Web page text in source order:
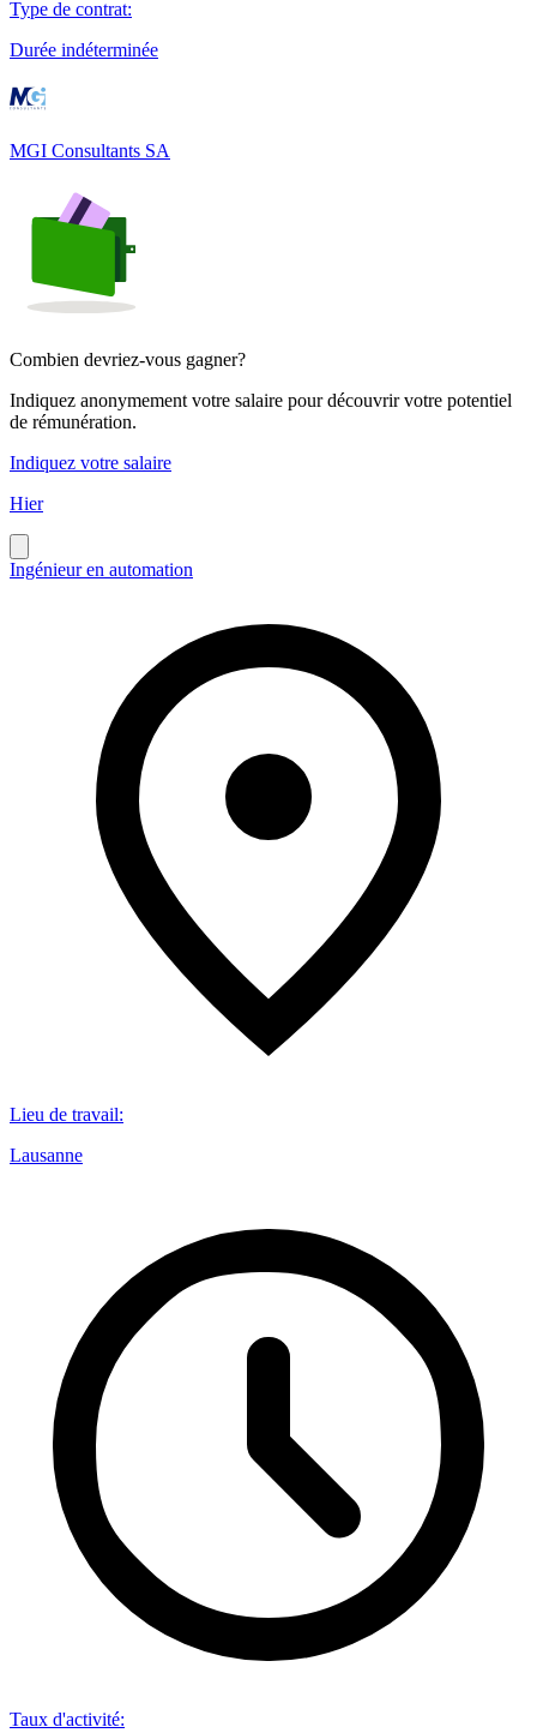
Type de contrat:
Durée indéterminée
MGI Consultants SA
Combien devriez-vous gagner?
Indiquez anonymement votre salaire pour découvrir votre potentiel
de rémunération.
Indiquez votre salaire
Hier
Ingénieur en automation
Lieu de travail:
Lausanne
Taux d'activité: